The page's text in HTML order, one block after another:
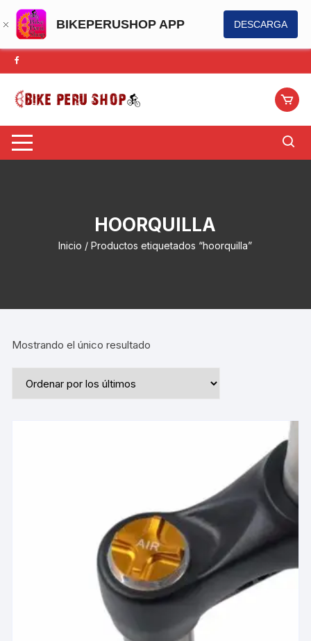
BIKEPERUSHOP APP DESCARGA
Saltar
al
contenido
HOORQUILLA
Inicio / Productos etiquetados “hoorquilla”
Mostrando el único resultado